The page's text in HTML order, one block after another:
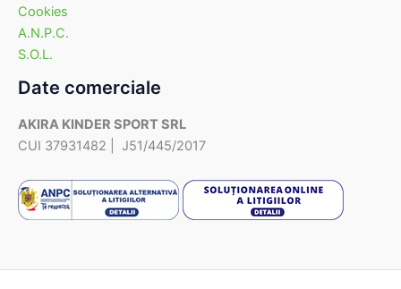
Cookies
A.N.P.C.
S.O.L.
Date comerciale
AKIRA KINDER SPORT SRL
CUI 37931482 | J51/445/2017